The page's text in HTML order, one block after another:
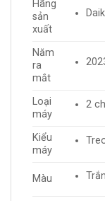
Hãng
sản
xuất
Năm
ra
mắt
Loại
máy
2
Kiểu
máy
Màu